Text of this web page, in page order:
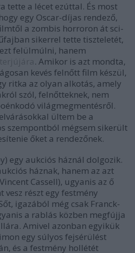
tette a lécet ezúttal. És most
egy Oscar-díjas rendező,
a zombis horroron át sci-
sikerrel tette tiszteletét,
felülmúlni, hanem
. Amikor is azt mondta,
kevés felnőtt film készül,
ritka az olyan alkotás, amely
szól, felnőtteknek, nem
világmegmentésről.
ültem be a
szempontból mégsem sikerült
őket a rendezőnek.
egy aukciós háznál dolgozik.
háznak, hanem az azt
Cassell), ugyanis az ő
részt egy festmény
igazából még csak Franck-
a rablás közben megfújja
Amivel azonban egyikük
egy súlyos fejsérülést
és a festmény hollétét